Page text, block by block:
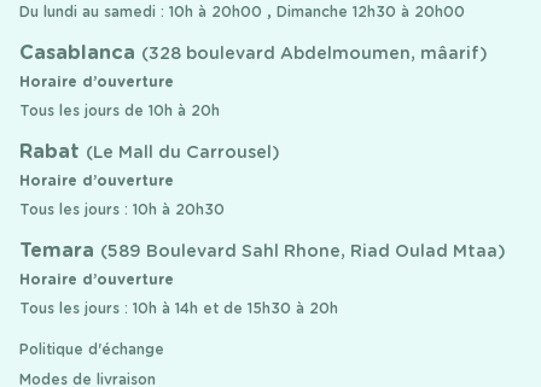
Du lundi au samedi : 10h à 20h00 , Dimanche 12h30 à 20h00
Casablanca (328 boulevard Abdelmoumen, mâarif)
Horaire d’ouverture
Tous les jours de 10h à 20h
Rabat (Le Mall du Carrousel)
Horaire d’ouverture
Tous les jours : 10h à 20h30
Temara (589 Boulevard Sahl Rhone, Riad Oulad Mtaa)
Horaire d’ouverture
Tous les jours : 10h à 14h et de 15h30 à 20h
Politique d'échange
Modes de livraison